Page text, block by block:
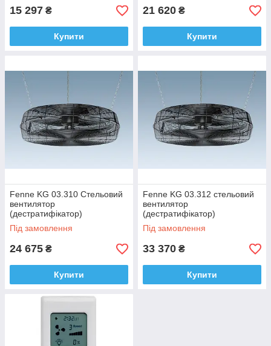
15 297 ₴
Купити
21 620 ₴
Купити
Fenne KG 03.310 Стельовий
вентилятор
(дестратифікатор)
промислово / побутового
призначення
Під замовлення
24 675 ₴
Купити
Fenne KG 03.312 стельовий
вентилятор
(дестратифікатор)
промислового / побутового
призначення
Під замовлення
33 370 ₴
Купити